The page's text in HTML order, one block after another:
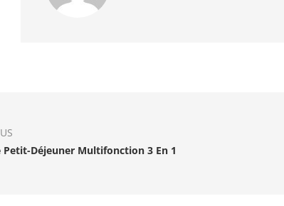
Petit-Déjeuner Multifonction 3 En 1